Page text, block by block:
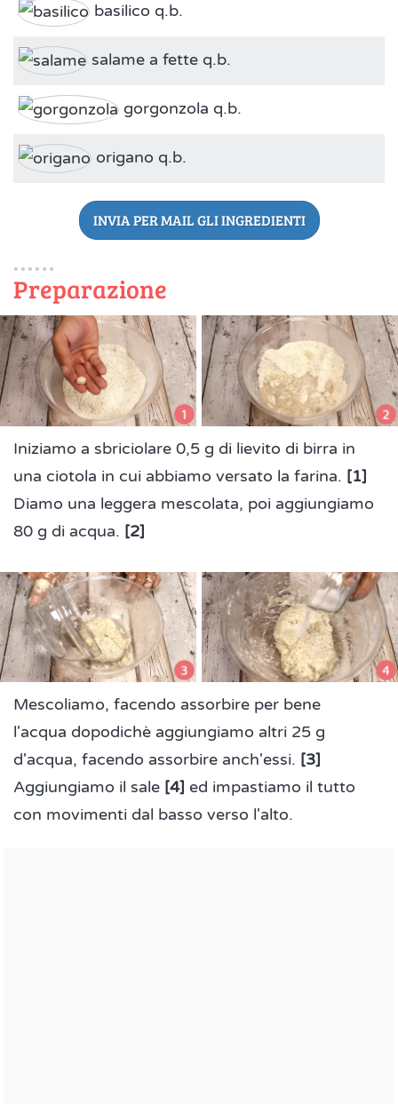
basilico q.b.
salame a fette q.b.
gorgonzola q.b.
origano q.b.
INVIA PER MAIL GLI INGREDIENTI
Preparazione
Iniziamo a sbriciolare 0,5 g di lievito di birra in
una ciotola in cui abbiamo versato la farina. [1]
Diamo una leggera mescolata, poi aggiungiamo
80 g di acqua. [2]
Mescoliamo, facendo assorbire per bene
l'acqua dopodichè aggiungiamo altri 25 g
d'acqua, facendo assorbire anch'essi. [3]
Aggiungiamo il sale [4] ed impastiamo il tutto
con movimenti dal basso verso l'alto.